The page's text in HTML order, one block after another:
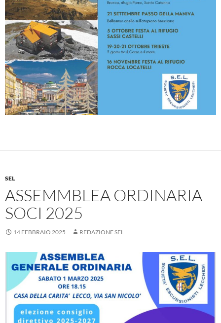
SEL
ASSEMMBLEA ORDINARIA
SOCI 2025
14 FEBBRAIO 2025 REDAZIONE SEL